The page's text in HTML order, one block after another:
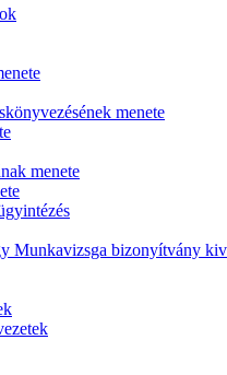
menete
menete
Munkavizsga bizonyítvány